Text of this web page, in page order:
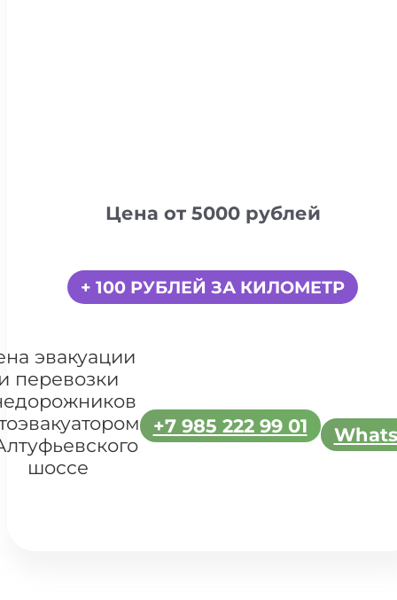
Цена от 5000 рублей
+ 100 РУБЛЕЙ ЗА КИЛОМЕТР
эвакуации
перевозки
шоссе
+7 985 222 99 01